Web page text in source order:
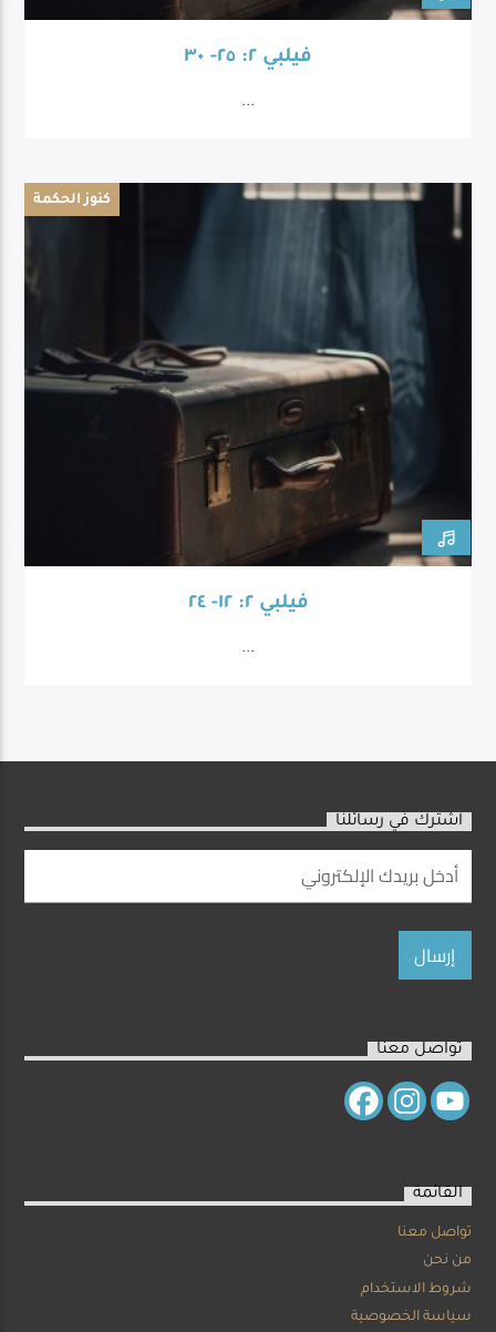
فيلبي ٢: ٢٥- ٣٠
...
كنوز الحكمة
فيلبي ٢: ١٢- ٢٤
...
اشترك في رسائلنا
تواصل معنا
القائمة
تواصل معنا
من نحن
شروط الاستخدام
سياسة الخصوصية